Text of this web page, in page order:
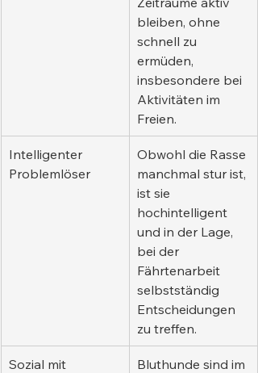
bleiben, ohne
schnell zu
ermüden,
insbesondere bei
Aktivitäten im
Freien.
Intelligenter
Problemlöser
Obwohl die Rasse
manchmal stur ist,
ist sie
hochintelligent
und in der Lage,
bei der
Fährtenarbeit
selbstständig
Entscheidungen
zu treffen.
Sozial mit
Bluthunde sind im